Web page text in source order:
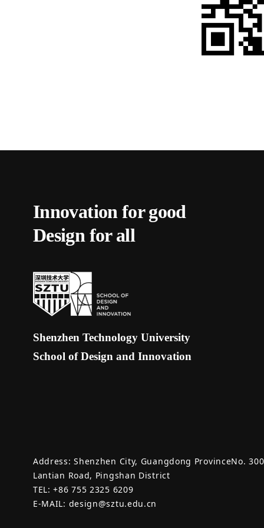
Innovation for good
Design for all
Shenzhen Technology University
School of Design and Innovation
Address: Shenzhen City, Guangdong ProvinceNo.
Lantian Road, Pingshan District
TEL: +86 755 2325 6209
E-MAIL: design@sztu.edu.cn